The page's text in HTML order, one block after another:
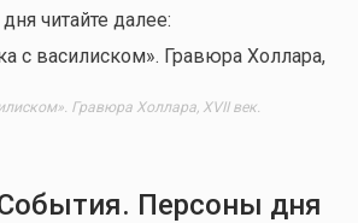
читайте далее:
Гравюра Холлара, XVII век.
Персоны дня